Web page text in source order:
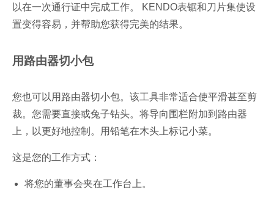
以在一次通行证中完成工作。 KENDO表锯和刀片集使设
置变得容易，并帮助您获得完美的结果。
用路由器切小包
您也可以用路由器切小包。该工具非常适合使平滑甚至剪
裁。您需要直接或兔子钻头。将导向围栏附加到路由器
上，以更好地控制。用铅笔在木头上标记小菜。
这是您的工作方式：
将您的董事会夹在工作台上。